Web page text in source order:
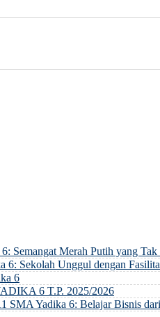
Semangat Merah Putih yang Tak
Sekolah Unggul dengan
6
6 T.P. 2025/2026
SMA Yadika 6: Belajar Bisnis